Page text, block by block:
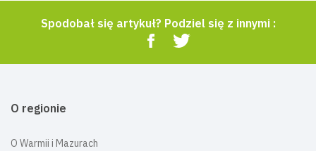
Spodobał się artykuł? Podziel się z innymi :
O regionie
O Warmii i Mazurach